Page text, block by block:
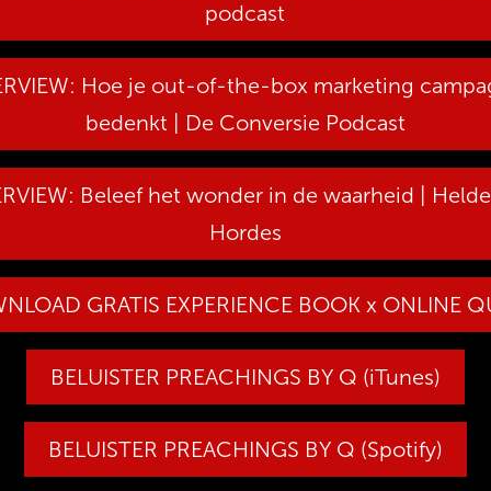
podcast
Hoe je out-of-the-box marketing
bedenkt | De Conversie Podcast
Beleef het wonder in de waarheid |
Hordes
GRATIS EXPERIENCE BOOK x ONLINE
BELUISTER PREACHINGS BY Q (iTunes)
BELUISTER PREACHINGS BY Q (Spotify)